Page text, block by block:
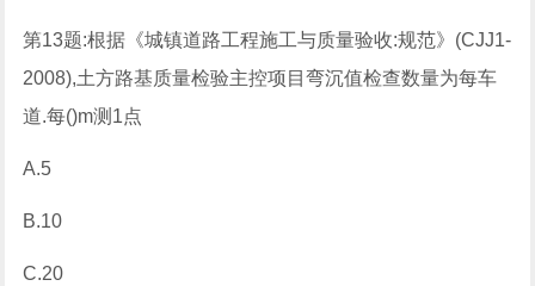
第13题:根据《城镇道路工程施工与质量验收:规范》(CJJ1-
2008),土方路基质量检验主控项目弯沉值检查数量为每车
道.每()m测1点
A.5
B.10
C.20